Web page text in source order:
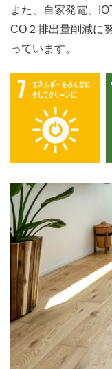
また、自家発電、
CO２排出量削減に
っています。